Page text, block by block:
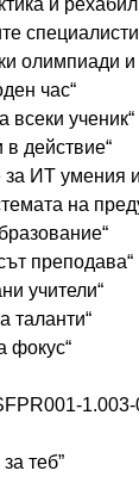
олимпиади и
час“
всеки ученик“
действие“
ИТ умения
на
преподава“
учители“
таланти“
фокус“
теб”